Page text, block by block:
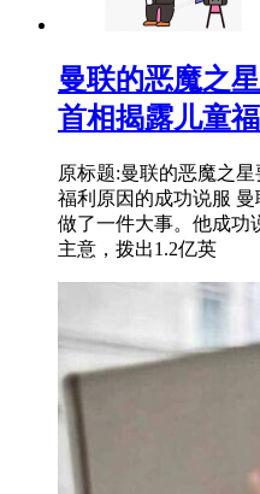
曼联的恶魔之
首相揭露儿童
原标题:曼联的恶魔之
福利原因的成功说服
做了一件大事。他成功
主意，拨出1.2亿英